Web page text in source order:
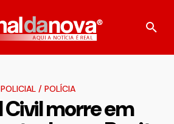
POLICIAL/ POLÍCIA
Civil morre em